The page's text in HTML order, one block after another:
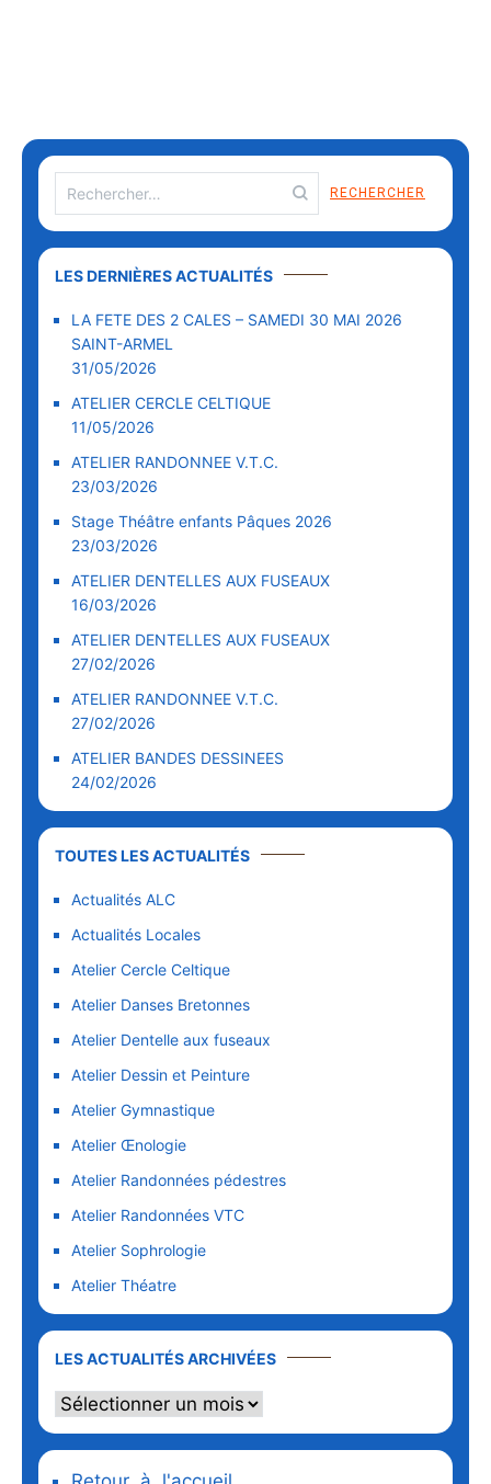
LES DERNIÈRES ACTUALITÉS
LA FETE DES 2 CALES – SAMEDI 30 MAI 2026
SAINT-ARMEL
31/05/2026
ATELIER CERCLE CELTIQUE
11/05/2026
ATELIER RANDONNEE V.T.C.
23/03/2026
Stage Théâtre enfants Pâques 2026
23/03/2026
ATELIER DENTELLES AUX FUSEAUX
16/03/2026
ATELIER DENTELLES AUX FUSEAUX
27/02/2026
ATELIER RANDONNEE V.T.C.
27/02/2026
ATELIER BANDES DESSINEES
24/02/2026
TOUTES LES ACTUALITÉS
Actualités ALC
Actualités Locales
Atelier Cercle Celtique
Atelier Danses Bretonnes
Atelier Dentelle aux fuseaux
Atelier Dessin et Peinture
Atelier Gymnastique
Atelier Œnologie
Atelier Randonnées pédestres
Atelier Randonnées VTC
Atelier Sophrologie
Atelier Théatre
LES ACTUALITÉS ARCHIVÉES